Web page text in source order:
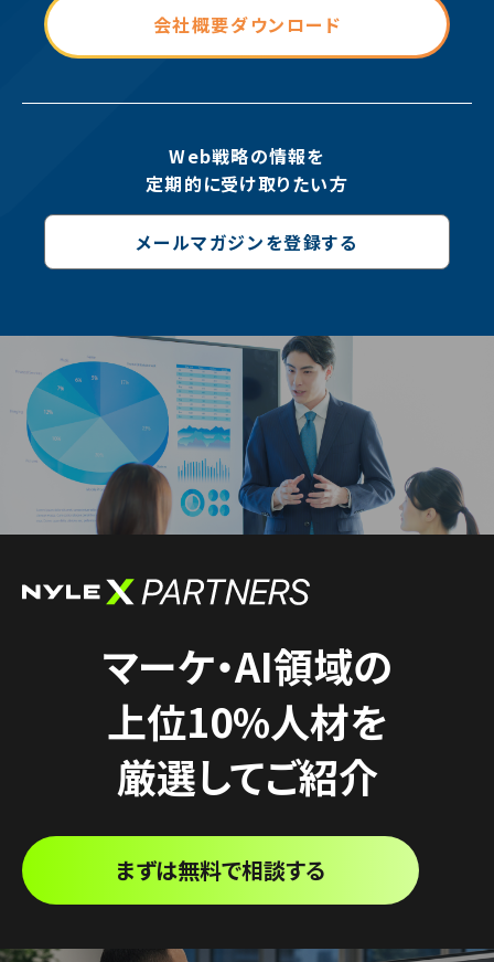
会社概要ダウンロード
Web戦略の情報を
定期的に受け取りたい方
メールマガジンを登録する
マーケ・AI領域の
上位10%人材を
厳選してご紹介
まずは無料で相談する